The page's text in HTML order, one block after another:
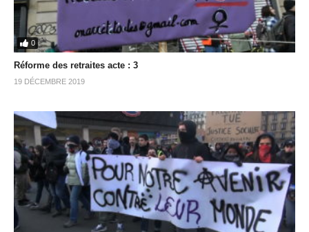
0
Réforme des retraites acte : 3
19 DÉCEMBRE 2019